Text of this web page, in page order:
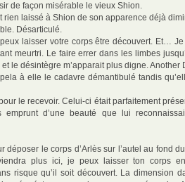
de façon misérable le vieux Shion.
rien laissé à Shion de son apparence déjà
Désarticulé.
laisser votre corps être découvert. Et…
meurtri. Le faire errer dans les limbes
et le désintègre m’apparait plus digne. Another
à elle le cadavre démantibulé tandis
le recevoir. Celui-ci était parfaitement
emprunt d’une beauté que lui
déposer le corps d’Arlès sur l’autel au fond
plus ici, je peux laisser ton corps
risque qu’il soit découvert. La dimension